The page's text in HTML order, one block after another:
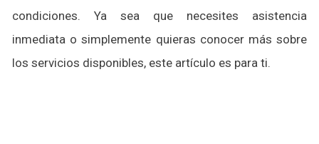
condiciones. Ya sea que necesites asistencia
inmediata o simplemente quieras conocer más sobre
los servicios disponibles, este artículo es para ti.